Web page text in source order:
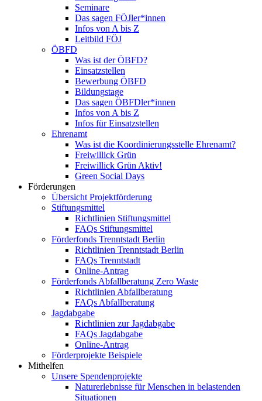
Seminare
Das sagen FÖJler*innen
Infos von A bis Z
Leitbild FÖJ
ÖBFD
Was ist der ÖBFD?
Einsatzstellen
Bewerbung ÖBFD
Bildungstage
Das sagen ÖBFDler*innen
Infos von A bis Z
Infos für Einsatzstellen
Ehrenamt
Was ist die Koordinierungsstelle Ehrenamt?
Freiwillick Grün
Freiwillick Grün Aktiv!
Green Social Days
Förderungen
Übersicht Projektförderung
Stiftungsmittel
Richtlinien Stiftungsmittel
FAQs Stiftungsmittel
Förderfonds Trenntstadt Berlin
Richtlinien Trenntstadt Berlin
FAQs Trenntstadt
Online-Antrag
Förderfonds Abfallberatung Zero Waste
Richtlinien Abfallberatung
FAQs Abfallberatung
Jagdabgabe
Richtlinien zur Jagdabgabe
FAQs Jagdabgabe
Online-Antrag
Förderprojekte Beispiele
Mithelfen
Unsere Spendenprojekte
Naturerlebnisse für Menschen in belastenden
Situationen